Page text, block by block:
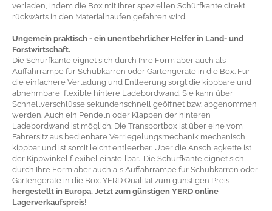
verladen, indem die Box mit Ihrer speziellen Schürfkante direkt
rückwärts in den Materialhaufen gefahren wird.
Ungemein praktisch - ein unentbehrlicher Helfer in Land- und
Forstwirtschaft.
Die Schürfkante eignet sich durch Ihre Form aber auch als
Auffahrrampe für Schubkarren oder Gartengeräte in die Box. Für
die einfachere Verladung und Entleerung sorgt die kippbare und
abnehmbare, flexible hintere Ladebordwand. Sie kann über
Schnellverschlüsse sekundenschnell geöffnet bzw. abgenommen
werden. Auch ein Pendeln oder Klappen der hinteren
Ladebordwand ist möglich. Die Transportbox ist über eine vom
Fahrersitz aus bedienbare Verriegelungsmechanik mechanisch
kippbar und ist somit leicht entleerbar. Über die Anschlagkette ist
der Kippwinkel flexibel einstellbar. Die Schürfkante eignet sich
durch Ihre Form aber auch als Auffahrrampe für Schubkarren oder
Gartengeräte in die Box. YERD Qualität zum günstigen Preis -
hergestellt in Europa. Jetzt zum günstigen YERD online
Lagerverkaufspreis!